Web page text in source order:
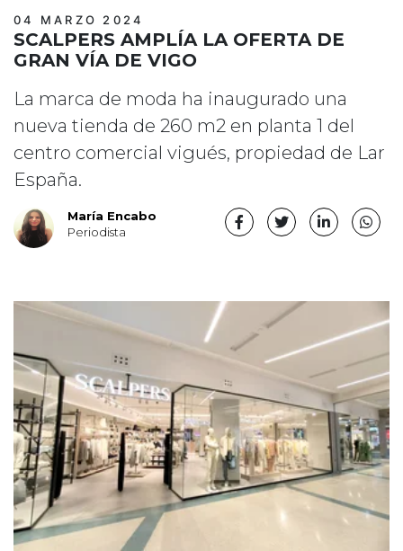
04 MARZO 2024
SCALPERS AMPLÍA LA OFERTA DE
GRAN VÍA DE VIGO
La marca de moda ha inaugurado una
nueva tienda de 260 m2 en planta 1 del
centro comercial vigués, propiedad de Lar
España.
María Encabo
Periodista